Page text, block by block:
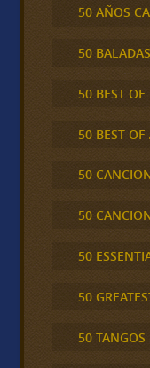
50 AÑOS
50
50 BEST OF
50 BEST
50
50
50
50
50 TANGOS